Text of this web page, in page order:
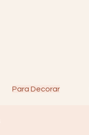
Para Decorar